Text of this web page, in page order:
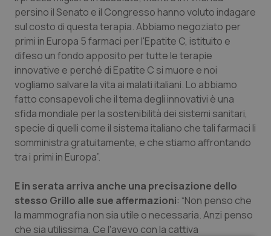
persino il Senato e il Congresso hanno voluto indagare
sul costo di questa terapia. Abbiamo negoziato per
primi in Europa 5 farmaci per l'Epatite C, istituito e
difeso un fondo apposito per tutte le terapie
innovative e perché di Epatite C si muore e noi
vogliamo salvare la vita ai malati italiani. Lo abbiamo
fatto consapevoli che il tema degli innovativi è una
sfida mondiale per la sostenibilità dei sistemi sanitari,
specie di quelli come il sistema italiano che tali farmaci li
somministra gratuitamente, e che stiamo affrontando
tra i primi in Europa”.
E in serata arriva anche una precisazione dello
stesso Grillo alle sue affermazioni: “Non penso che
la mammografia non sia utile o necessaria. Anzi penso
che sia utilissima. Ce l'avevo con la cattiva